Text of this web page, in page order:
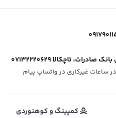
تاچکالا 07132220629
9 صبح الی 20 شب و در ساعات غیرکاری در واتساپ پیام
کمپینگ و کوهنوردی